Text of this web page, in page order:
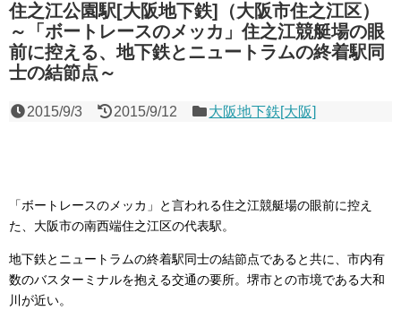
住之江公園駅[大阪地下鉄]（大阪市住之江区）
～「ボートレースのメッカ」住之江競艇場の眼
前に控える、地下鉄とニュートラムの終着駅同
士の結節点～
2015/9/3 2015/9/12 大阪地下鉄[大阪]
「ボートレースのメッカ」と言われる住之江競艇場の眼前に控え
た、大阪市の南西端住之江区の代表駅。
地下鉄とニュートラムの終着駅同士の結節点であると共に、市内有
数のバスターミナルを抱える交通の要所。堺市との市境である大和
川が近い。